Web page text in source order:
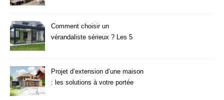
Comment choisir un
vérandaliste sérieux ? Les 5
Projet d’extension d’une maison
: les solutions à votre portée